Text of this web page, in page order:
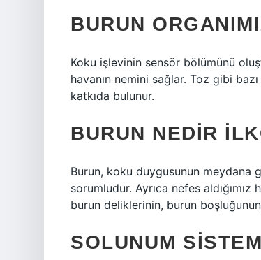
BURUN
Koku işlevinin sensör bölümünü
havanın nemini sağlar. Toz gibi
katkıda bulunur.
BURUN NEDIR
Burun, koku duygusunun meydana
sorumludur. Ayrıca nefes
burun deliklerinin, burun
SOLUNUM